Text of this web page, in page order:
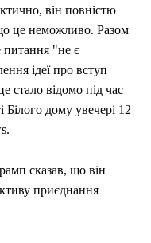
він повністю
це неможливо. Разом
"не є
ідеї про вступ
стало відомо під час
дому увечері 12
сказав, що він
приєднання